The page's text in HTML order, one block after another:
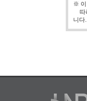
※ 이
따
니다.